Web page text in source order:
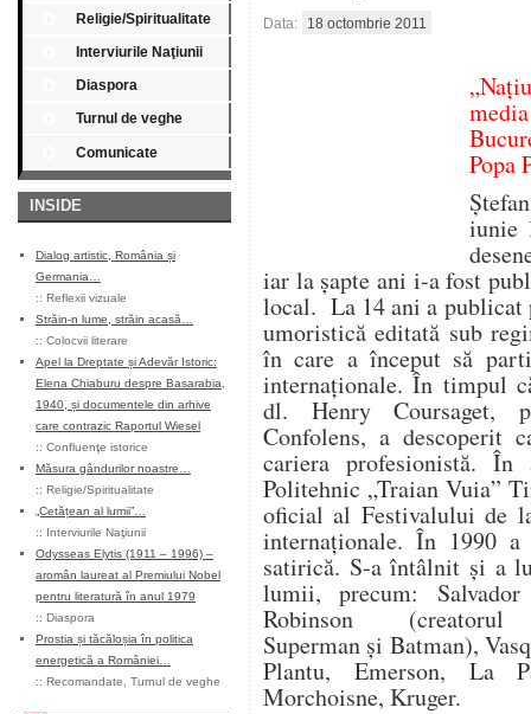
Religie/Spiritualitate
Interviurile Naţiunii
Diaspora
Turnul de veghe
Comunicate
INSIDE
Dialog artistic, România și
Germania…
:: Reflexii vizuale
Străin-n lume, străin acasă…
:: Colocvii literare
Apel la Dreptate și Adevăr Istoric:
Elena Chiaburu despre Basarabia,
1940, și documentele din arhive
care contrazic Raportul Wiesel
:: Confluenţe istorice
Măsura gândurilor noastre…
:: Religie/Spiritualitate
„Cetățean al lumii”…
:: Interviurile Naţiunii
Odysseas Elytis (1911 – 1996) –
aromân laureat al Premiului Nobel
pentru literatură în anul 1979
:: Diaspora
Prostia și tăcăloșia în politica
energetică a României…
:: Recomandate Turnul de veghe
Data: 18 octombrie 2011
Popa
iunie
iar la șapte ani i-a fost
local. La 14 ani a publicat
umoristică editată sub
în care a început să
internaţionale. În timpul
dl. Henry Coursaget,
Confolens, a descoperit
cariera profesionistă.
Politehnic „Traian Vuia”
oficial al Festivalului de
internaţionale. În 1990
satirică. S-a întâlnit şi a
lumii,precum:
Robinson
Superman şi Batman),
Plantu, Emerson, La
Morchoisne, Kruger.